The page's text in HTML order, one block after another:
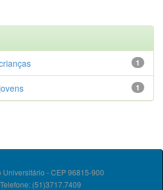
1
1
- CEP 96815-900
(51)3717.7409